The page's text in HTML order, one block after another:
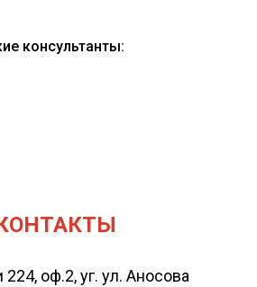
консультанты:
224, оф.2, уг. ул. Аносова